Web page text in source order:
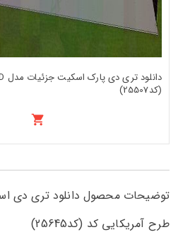
(کد25507)
طرح آمریکایی کد (کد25645)